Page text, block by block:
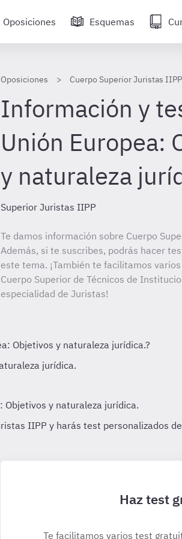
Oposiciones Esquemas
Oposiciones Cuerpo Superior Juristas IIPP
Información y
Unión Europea:
y naturaleza
Superior Juristas IIPP
Te damos información sobre Cuerpo
Además, si te suscribes, podrás hacer
este tema. ¡También te facilitamos
Cuerpo Superior de Técnicos de
especialidad de Juristas!
Haz test
Te facilitamos varios test